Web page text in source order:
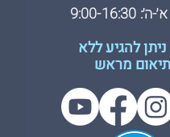
16:30
להגיע ללא
תיאום מראש